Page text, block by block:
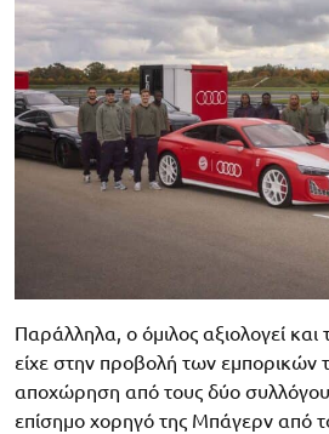
Παράλληλα, ο όμιλος αξιολογεί και
είχε στην προβολή των εμπορικών
αποχώρηση από τους δύο
επίσημο χορηγό της Μπάγερν από